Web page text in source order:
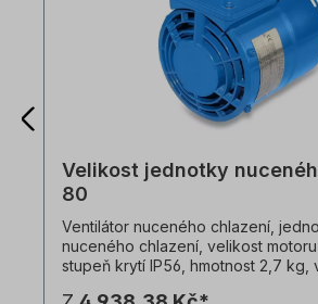
Velikost jednotky
80
Ventilátor nuceného chlazení,
nuceného chlazení, velikost motoru
stupeň krytí IP56, hmotnost 2,7 kg,